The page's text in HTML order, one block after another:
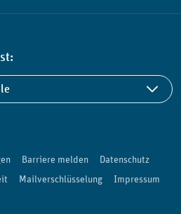
Barriere melden
Datenschutz
Mailverschlüsselung Impressum